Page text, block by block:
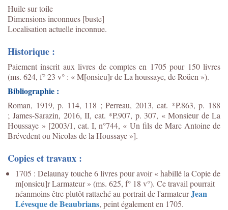
Huile sur toile
Dimensions inconnues [buste]
Localisation actuelle inconnue.
Historique :
Paiement inscrit aux livres de comptes en 1705 pour 150 livres
(ms. 624, f° 23 v° : « M[onsieu]r de La houssaye, de Roüen »).
Bibliographie :
Roman, 1919, p. 114, 118 ; Perreau, 2013, cat. *P.863, p. 188
;James-Sarazin, 2016, II, cat. *P.907, p. 307, « Monsieur de La
Houssaye » [2003/1, cat. I, n°744, « Un fils de Marc Antoine de
Brévedent ou Nicolas de la Houssaye »].
Copies et travaux :
1705 : Delaunay touche 6 livres pour avoir « habillé la Copie de
m[onsieu]r Larmateur » (ms. 625, f° 18 v°). Ce travail pourrait
néanmoins être plutôt rattaché au portrait de l'armateurJean
Lévesque de Beaubrians, peint également en 1705.